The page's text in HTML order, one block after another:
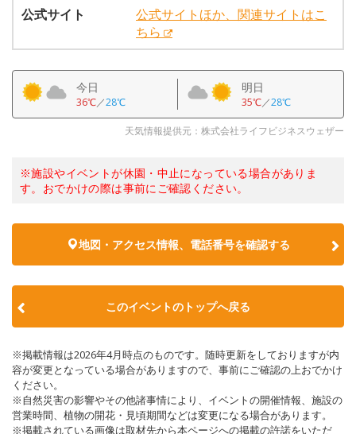
公式サイト
公式サイトほか、関連サイトはこ
ちら
今日
36℃／28℃
明日
35℃／28℃
天気情報提供元：株式会社ライフビジネスウェザー
※施設やイベントが休園・中止になっている場合がありま
す。おでかけの際は事前にご確認ください。
地図・アクセス情報、電話番号を確認する
このイベントのトップへ戻る
※掲載情報は2026年4月時点のものです。随時更新をしておりますが内
容が変更となっている場合がありますので、事前にご確認の上おでかけ
ください。
※自然災害の影響やその他諸事情により、イベントの開催情報、施設の
営業時間、植物の開花・見頃期間などは変更になる場合があります。
※掲載されている画像は取材先から本ページへの掲載の許諾をいただ